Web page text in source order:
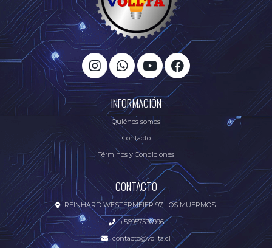
INFORMACIÓN
Quiénes somos
Contacto
Términos y Condiciones
CONTACTO
REINHARD WESTERMEIER 97, LOS MUERMOS.
+56957536996
contacto@vollta.cl